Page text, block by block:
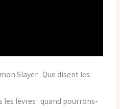
Slayer : Que disent les
lèvres : quand pourrons-